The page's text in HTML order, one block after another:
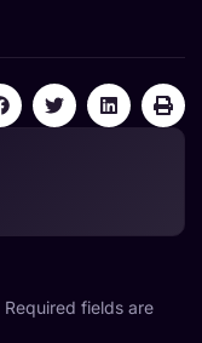
Required fields are